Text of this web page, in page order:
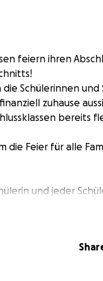
feiern ihren
Schülerinnen und
zuhause
bereits
die Feier für alle
und jeder
gern